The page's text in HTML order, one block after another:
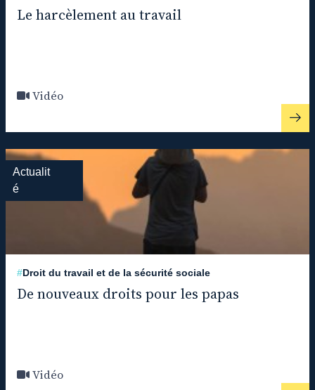
Le harcèlement au travail
Vidéo
Actualit
é
#Droit du travail et de la sécurité sociale
De nouveaux droits pour les papas
Vidéo